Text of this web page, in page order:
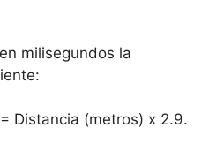
milisegundos la
Distancia (metros) x 2.9.